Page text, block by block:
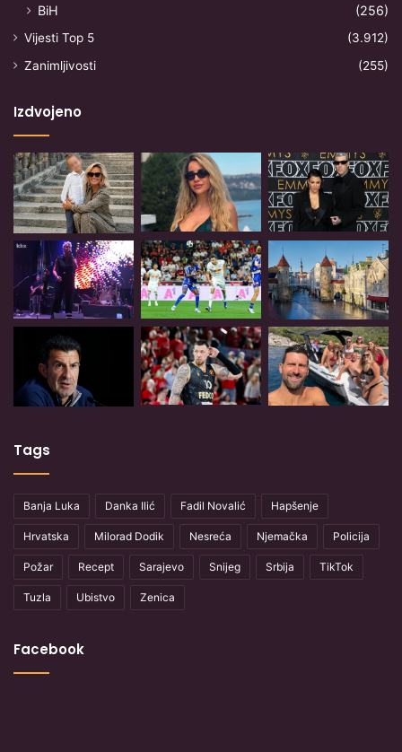
BiH (256)
Vijesti Top 5
(3.912)
Zanimljivosti
(255)
Izdvojeno
Tags
Banja Luka Danka Ilić Fadil Novalić Hapšenje
Hrvatska Milorad Dodik Nesreća Njemačka Policija
Požar Recept Sarajevo Snijeg Srbija TikTok
Tuzla Ubistvo Zenica
Facebook